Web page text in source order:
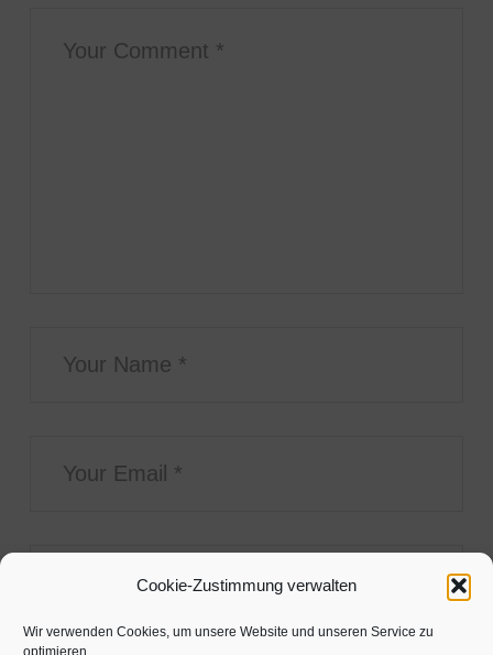
Cookie-Zustimmung verwalten
Wir verwenden Cookies, um unsere Website und unseren Service zu
optimieren.